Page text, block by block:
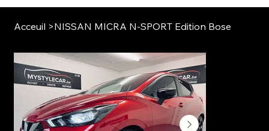
Acceuil >NISSAN MICRA N-SPORT Edition Bose